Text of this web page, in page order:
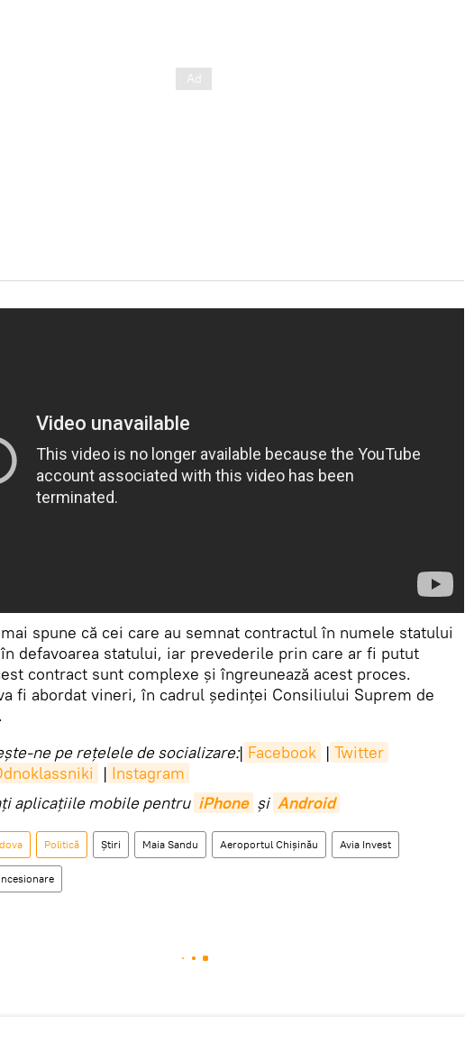
spune că cei care au semnat contractul în numele statului
defavoarea statului, iar prevederile prin care ar fi putut
contract sunt complexe și îngreunează acest proces.
fi abordat vineri, în cadrul ședinței Consiliului Suprem de
ne pe rețelele de socializare:| Facebook | Twitter
| Instagram
aplicaţiile mobile pentru iPhone și Android
Politică Știri Maia Sandu Aeroportul Chișinău Avia Invest